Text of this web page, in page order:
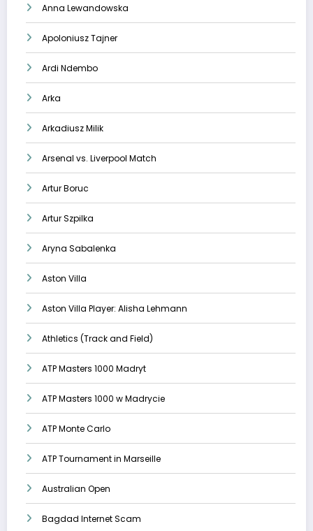
Anna Lewandowska
Apoloniusz Tajner
Ardi Ndembo
Arka
Arkadiusz Milik
Arsenal vs. Liverpool Match
Artur Boruc
Artur Szpilka
Aryna Sabalenka
Aston Villa
Aston Villa Player: Alisha Lehmann
Athletics (Track and Field)
ATP Masters 1000 Madryt
ATP Masters 1000 w Madrycie
ATP Monte Carlo
ATP Tournament in Marseille
Australian Open
Bagdad Internet Scam